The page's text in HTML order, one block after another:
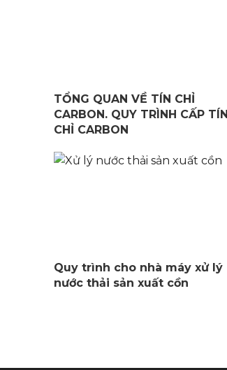
TỔNG QUAN VỀ TÍN CHỈ
CARBON. QUY TRÌNH CẤP TÍN
CHỈ CARBON
Quy trình cho nhà máy xử lý
nước thải sản xuất cồn